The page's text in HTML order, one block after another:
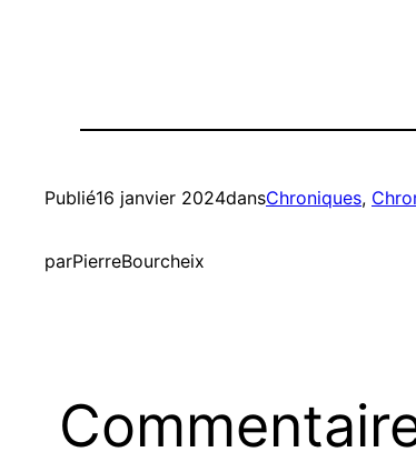
Publié16 janvier 2024dansChroniques,
parPierreBourcheix